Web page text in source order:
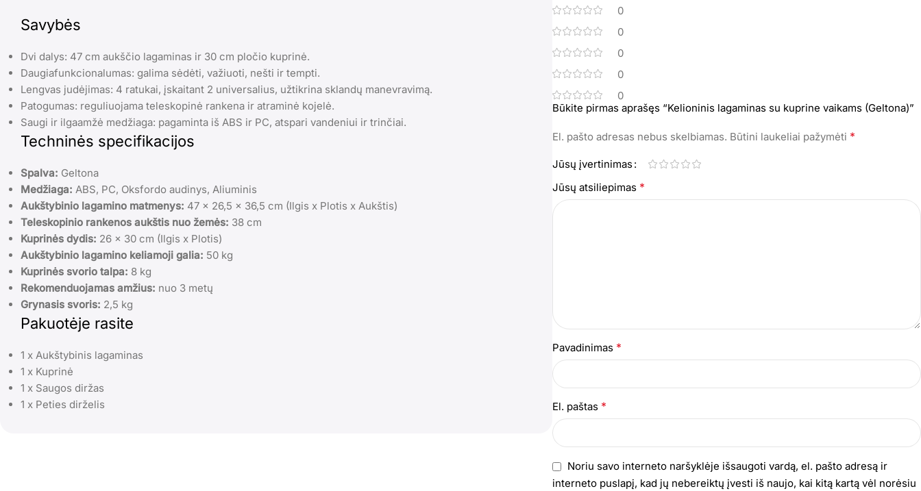
Savybės
Dvi dalys: 47 cm aukščio lagaminas ir 30 cm pločio kuprinė.
Daugiafunkcionalumas: galima sėdėti, važiuoti, nešti ir tempti.
Lengvas judėjimas: 4 ratukai, įskaitant 2 universalius, užtikrina sklandų manevravimą.
Patogumas: reguliuojama teleskopinė rankena ir atraminė kojelė.
Saugi ir ilgaamžė medžiaga: pagaminta iš ABS ir PC, atspari vandeniui ir trinčiai.
Techninės specifikacijos
Spalva: Geltona
Medžiaga: ABS, PC, Oksfordo audinys, Aliuminis
Aukštybinio lagamino matmenys: 47 x 26,5 x 36,5 cm (Ilgis x Plotis x Aukštis)
Teleskopinio rankenos aukštis nuo žemės: 38 cm
Kuprinės dydis: 26 x 30 cm (Ilgis x Plotis)
Aukštybinio lagamino keliamoji galia: 50 kg
Kuprinės svorio talpa: 8 kg
Rekomenduojamas amžius: nuo 3 metų
Grynasis svoris: 2,5 kg
Pakuotėje rasite
1 x Aukštybinis lagaminas
1 x Kuprinė
1 x Saugos diržas
1 x Peties dirželis
0
0
0
0
0
Būkite pirmas aprašęs “Kelioninis lagaminas su kuprine vaikams (Geltona)”
El. pašto adresas nebus skelbiamas. Būtini laukeliai pažymėti *
Jūsų įvertinimas
Jūsų atsiliepimas *
Pavadinimas *
El. paštas *
Noriu savo interneto naršyklėje išsaugoti vardą, el. pašto adresą ir
interneto puslapį, kad jų nebereiktų įvesti iš naujo, kai kitą kartą vėl norėsiu